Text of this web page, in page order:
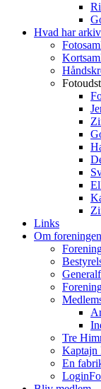
Hvad har
Links
Om foreningen
Tre
Kaptajn
En
Login